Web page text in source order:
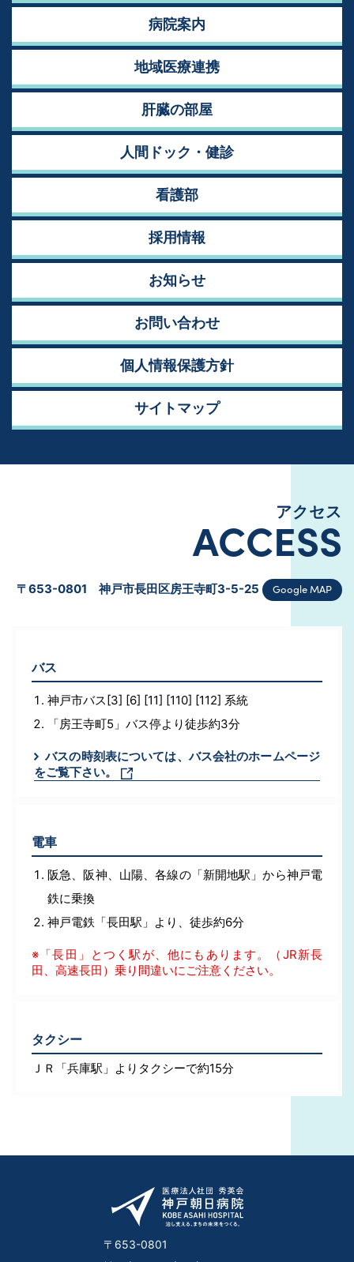
病院案内
地域医療連携
肝臓の部屋
人間ドック・健診
看護部
採用情報
お知らせ
お問い合わせ
個人情報保護方針
サイトマップ
アクセス
ACCESS
〒653-0801 神戸市長田区房王寺町3-5-25 Google MAP
バス
神戸市バス[3] [6] [11] [110] [112] 系統
「房王寺町5」バス停より徒歩約3分
バスの時刻表については、バス会社のホームページ
をご覧下さい。
電車
阪急、阪神、山陽、各線の「新開地駅」から神戸電
鉄に乗換
神戸電鉄「長田駅」より、徒歩約6分
※「長田」とつく駅が、他にもあります。（JR新長
田、高速長田）乗り間違いにご注意ください。
タクシー
ＪＲ「兵庫駅」よりタクシーで約15分
〒653-0801